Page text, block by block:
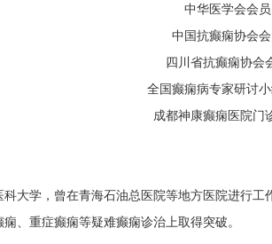
中华医学会会员
中国抗癫痫协会
四川省抗癫痫协会
全国癫痫病专家研讨
成都神康癫痫医院门
科大学，曾在青海石油总医院等地方医院进行工
、重症癫痫等疑难癫痫诊治上取得突破。